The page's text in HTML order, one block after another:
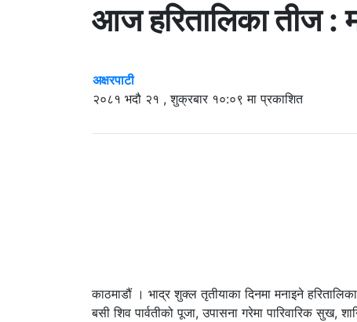
आज हरितालिका तीज :
अक्षरपाटी
२०८१ भदौ २१ , शुक्रबार १०:०९ मा प्रकाशित
काठमाडौं । भाद्र शुक्ल तृतीयाका दिनमा मनाइने
बसी शिव पार्वतीको पूजा, उपासना गरेमा पारिवारिक सुख,